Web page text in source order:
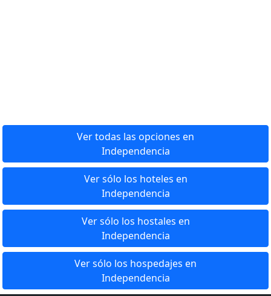
Ver todas las opciones en
Independencia
Ver sólo los hoteles en
Independencia
Ver sólo los hostales en
Independencia
Ver sólo los hospedajes en
Independencia